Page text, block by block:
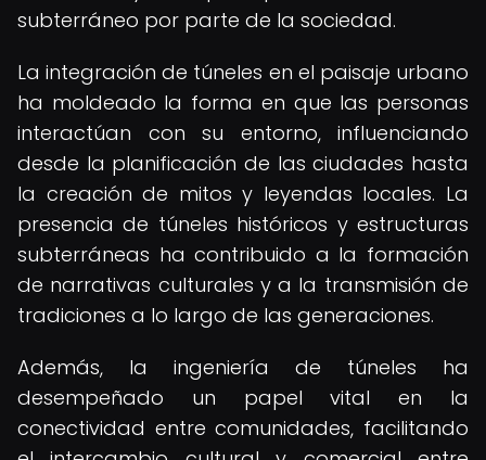
subterráneo por parte de la sociedad.
La integración de túneles en el paisaje urbano
ha moldeado la forma en que las personas
interactúan con su entorno, influenciando
desde la planificación de las ciudades hasta
la creación de mitos y leyendas locales. La
presencia de túneles históricos y estructuras
subterráneas ha contribuido a la formación
de narrativas culturales y a la transmisión de
tradiciones a lo largo de las generaciones.
Además, la ingeniería de túneles ha
desempeñado un papel vital en la
conectividad entre comunidades, facilitando